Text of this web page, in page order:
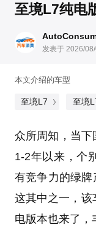
至境L7纯电
发表于 2026/
本文介绍的车型
至境L7 至境
众所周知，当
1-2年以来，个
有竞争力的绿牌
这其中之一，该
电版本也来了，